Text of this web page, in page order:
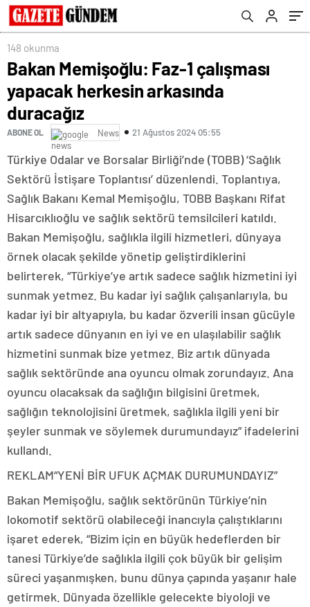
148 okunma
Bakan Memişoğlu: Faz-1 çalışması
yapacak herkesin arkasında
duracağız
ABONE OL News 21 Ağustos 2024 05:55
Türkiye Odalar ve Borsalar Birliği’nde (TOBB) ‘Sağlık
Sektörü İstişare Toplantısı’ düzenlendi. Toplantıya,
Sağlık Bakanı Kemal Memişoğlu, TOBB Başkanı Rifat
Hisarcıklıoğlu ve sağlık sektörü temsilcileri katıldı.
Bakan Memişoğlu, sağlıkla ilgili hizmetleri, dünyaya
örnek olacak şekilde yönetip geliştirdiklerini
belirterek, “Türkiye’ye artık sadece sağlık hizmetini iyi
sunmak yetmez. Bu kadar iyi sağlık çalışanlarıyla, bu
kadar iyi bir altyapıyla, bu kadar özverili insan gücüyle
artık sadece dünyanın en iyi ve en ulaşılabilir sağlık
hizmetini sunmak bize yetmez. Biz artık dünyada
sağlık sektöründe ana oyuncu olmak zorundayız. Ana
oyuncu olacaksak da sağlığın bilgisini üretmek,
sağlığın teknolojisini üretmek, sağlıkla ilgili yeni bir
şeyler sunmak ve söylemek durumundayız” ifadelerini
kullandı.
REKLAM“YENİ BİR UFUK AÇMAK DURUMUNDAYIZ”
Bakan Memişoğlu, sağlık sektörünün Türkiye’nin
lokomotif sektörü olabileceği inancıyla çalıştıklarını
işaret ederek, “Bizim için en büyük hedeflerden bir
tanesi Türkiye’de sağlıkla ilgili çok büyük bir gelişim
süreci yaşanmışken, bunu dünya çapında yaşanır hale
getirmek. Dünyada özellikle gelecekte biyoloji ve